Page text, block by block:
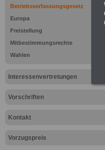
Betriebsverfassungsgesetz
Europa
Freistellung
Mitbestimmungsrechte
Wahlen
Interessenvertretungen
Vorschriften
Kontakt
Vorzugspreis